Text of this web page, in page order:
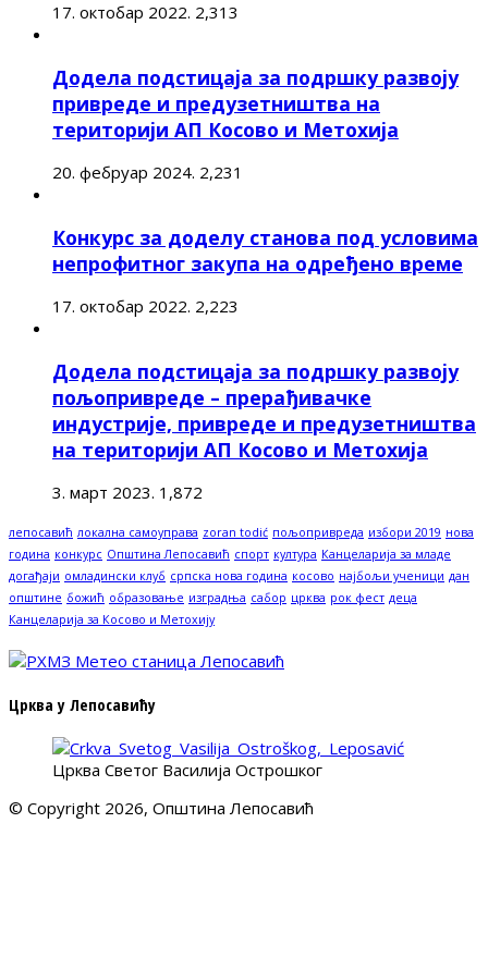
17. октобар 2022. 2,313
Додела подстицаја за подршку развоју
привреде и предузетништва на
територији АП Косово и Метохија
20. фебруар 2024. 2,231
Конкурс за доделу станова под условима
непрофитног закупа на одређено време
17. октобар 2022. 2,223
Додела подстицаја за подршку развоју
пољопривреде – прерађивачке
индустрије, привреде и предузетништва
на територији АП Косово и Метохија
3. март 2023. 1,872
лепосавић локална самоуправа zoran todić пољопривреда избори 2019 нова
година конкурс Општина Лепосавић спорт култура Канцеларија за младе
догађаји омладински клуб српска нова година косово најбољи ученици дан
општине божић образовање изградња сабор црква рок фест деца
Канцеларија за Косово и Метохију
Црква у Лепосавићу
Црква Светог Василија Острошког
© Copyright 2026, Општина Лепосавић